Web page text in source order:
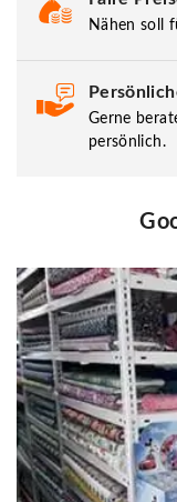
Nähen soll
Gerne
persönlich.